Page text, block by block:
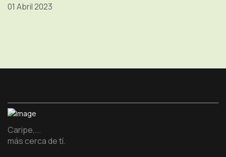
01 Abril 2023
Caripe,...
más cerca de tí.